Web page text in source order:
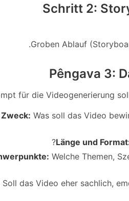
Schritt 2:
Groben Ablauf
Pêngava 3:
für die Videogenerierung
Was soll das Video
Länge und
Welche Themen,
Soll das Video eher sachlich,